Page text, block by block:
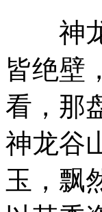
神龙
皆绝壁
看，那
神龙谷
玉，飘